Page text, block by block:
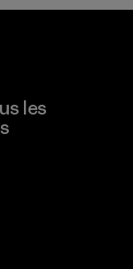
les